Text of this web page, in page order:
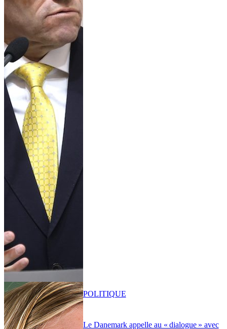
Le Danemark appelle au « dialogue » avec
POLITIQUE